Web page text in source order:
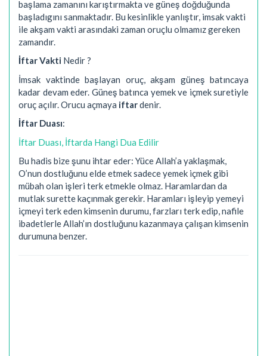
başlama zamanını karıştırmakta ve güneş doğduğunda
başladıgını sanmaktadır. Bu kesinlikle yanlıştır, imsak vakti
ile akşam vakti arasındaki zaman oruçlu olmamız gereken
zamandır.
İftar Vakti Nedir ?
İmsak vaktinde başlayan oruç, akşam güneş batıncaya
kadar devam eder. Güneş batınca yemek ve içmek suretiyle
oruç açılır. Orucu açmaya iftardenir.
İftar Duası:
İftar Duası, İftarda Hangi Dua Edilir
Bu hadis bize şunu ihtar eder: Yüce Allah’a yaklaşmak,
O’nun dostluğunu elde etmek sadece yemek içmek gibi
mübah olan işleri terk etmekle olmaz. Haramlardan da
mutlak surette kaçınmak gerekir. Haramları işleyip yemeyi
içmeyi terk eden kimsenin durumu, farzları terk edip, nafile
ibadetlerle Allah’ın dostluğunu kazanmaya çalışan kimsenin
durumuna benzer.